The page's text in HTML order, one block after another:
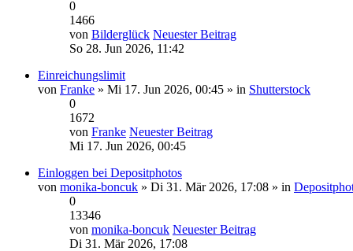
0
1466
von Bilderglück Neuester Beitrag
So 28. Jun 2026, 11:42
Einreichungslimit
von Franke » Mi 17. Jun 2026, 00:45 » in Shutterstock
0
1672
von Franke Neuester Beitrag
Mi 17. Jun 2026, 00:45
Einloggen bei Depositphotos
von monika-boncuk » Di 31. Mär 2026, 17:08 » in
0
13346
von monika-boncuk Neuester Beitrag
Di 31. Mär 2026, 17:08